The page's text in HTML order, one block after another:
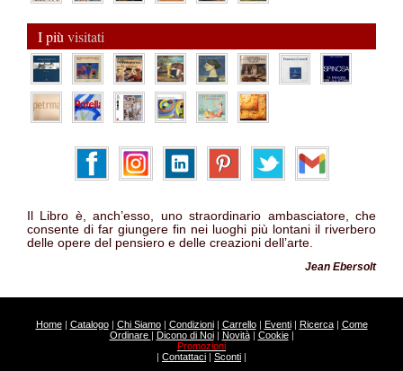
I più visitati
Il Libro è, anch’esso, uno straordinario ambasciatore, che
consente di far giungere fin nei luoghi più lontani il riverbero
delle opere del pensiero e delle creazioni dell’arte.
Jean Ebersolt
Home| Catalogo| Chi Siamo| Condizioni| Carrello| Eventi| Ricerca| Come
Ordinare | Dicono di Noi| Novità| Cookie|
Promozioni
| Contattaci | Sconti |